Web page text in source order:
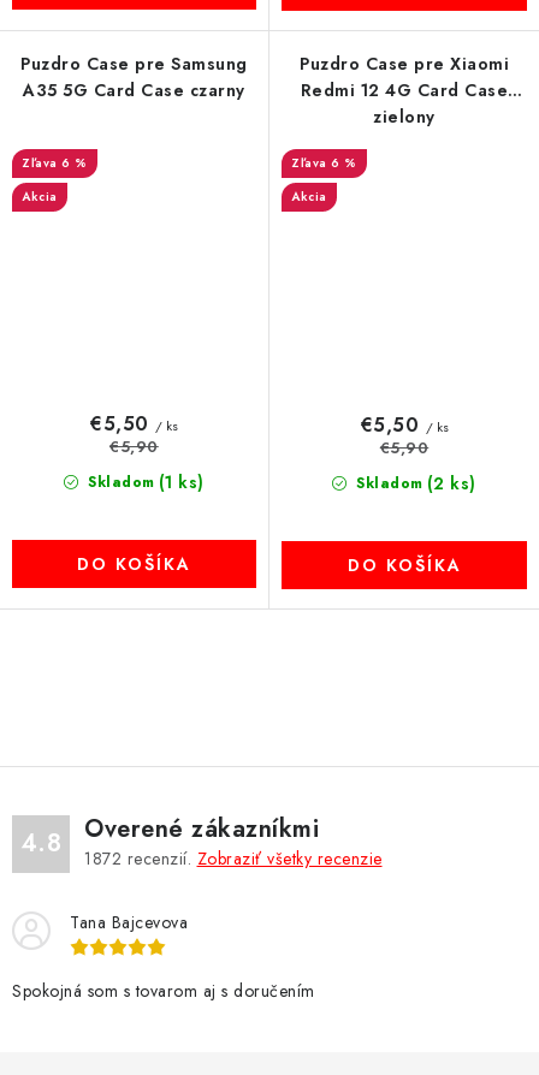
Puzdro Case pre Samsung
A35 5G Card Case czarny
6 %
Akcia
Skladom (1 ks)
€5,50 / ks
€5,90
DO KOŠÍKA
Puzdro Case pre Xiaomi
Redmi 12 4G Card Case
zielony
6 %
Akcia
Skladom (2 ks)
€5,50 / ks
€5,90
DO KOŠÍKA
á
d
a
c
e
r
4.8 Overené zákazníkmi
1872 recenzií. Zobraziť všetky recenzie
Tana Bajcevova
Spokojná som s tovarom aj s doručením